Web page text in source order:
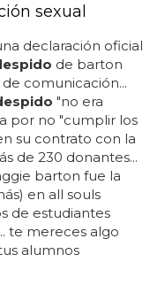
sexual
declaración oficial
de barton
comunicación...
"no era
por no "cumplir los
su contrato con la
de 230 donantes...
barton fue la
en all souls
de estudiantes
te mereces algo
alumnos